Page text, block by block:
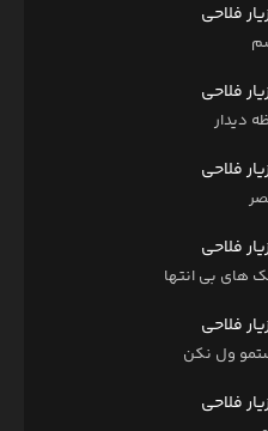
فلاحی
فلاحی
دیدار
فلاحی
فلاحی
های بی انتها
فلاحی
ول نکن
فلاحی